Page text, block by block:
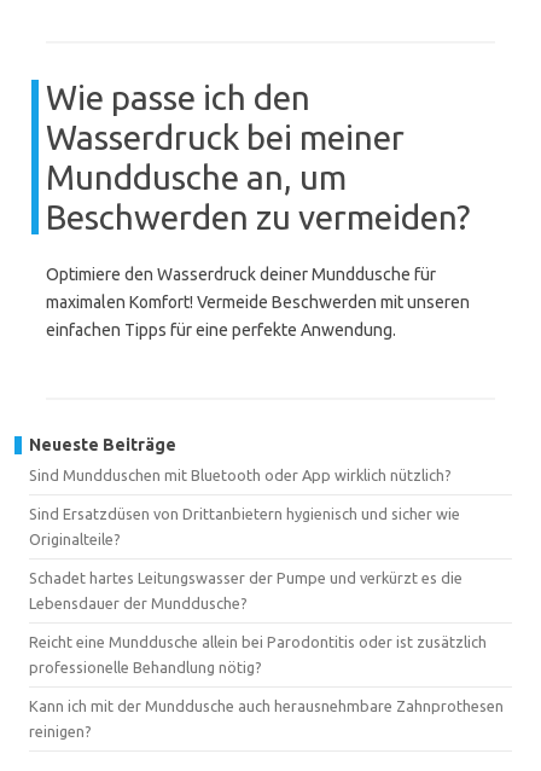
Wie passe ich den
Wasserdruck bei meiner
Munddusche an, um
Beschwerden zu vermeiden?
Optimiere den Wasserdruck deiner Munddusche für
maximalen Komfort! Vermeide Beschwerden mit unseren
einfachen Tipps für eine perfekte Anwendung.
Neueste Beiträge
Sind Mundduschen mit Bluetooth oder App wirklich nützlich?
Sind Ersatzdüsen von Drittanbietern hygienisch und sicher wie
Originalteile?
Schadet hartes Leitungswasser der Pumpe und verkürzt es die
Lebensdauer der Munddusche?
Reicht eine Munddusche allein bei Parodontitis oder ist zusätzlich
professionelle Behandlung nötig?
Kann ich mit der Munddusche auch herausnehmbare Zahnprothesen
reinigen?